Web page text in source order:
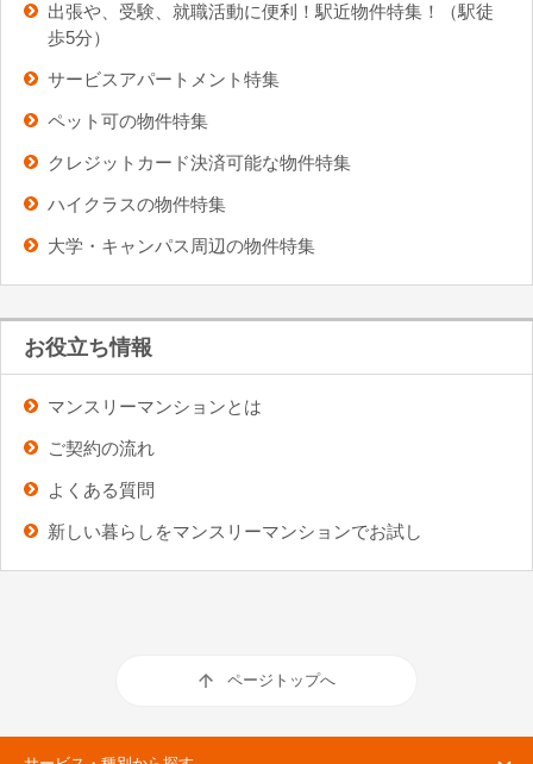
出張や、受験、就職活動に便利！駅近物件特集！（駅徒
歩5分）
サービスアパートメント特集
ペット可の物件特集
クレジットカード決済可能な物件特集
ハイクラスの物件特集
大学・キャンパス周辺の物件特集
お役立ち情報
マンスリーマンションとは
ご契約の流れ
よくある質問
新しい暮らしをマンスリーマンションでお試し
ページトップへ